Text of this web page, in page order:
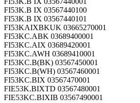
FI53K.B IX 03567440100
FI53K.B IX 03567440101
FI53KAIXBKUK 03665270001
FI53KC.ABK 03689400001
FI53KC.AIX 03689420001
FI53KC.AWH 03689410001
FI53KC.B(BK) 03567450001
FI53KC.B(WH) 03567460001
FI53KC.BIX 03567470001
FIE53K.BIXTD 03567480001
FIE53KC.BIXIB 03567490001